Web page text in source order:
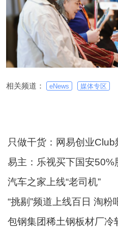
相关频道： eNews 媒体专区
只做干货：网易创业
易主：乐视买下国安50%
汽车之家上线“老司机”
“挑剔”频道上线百日 淘粉
包钢集团稀土钢板材厂冷